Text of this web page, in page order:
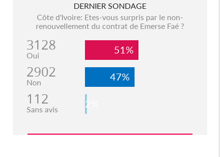
DERNIER SONDAGE
Côte d'Ivoire: Etes-vous surpris par le non-
renouvellement du contrat de Emerse Faé ?
3128
Oui 51%
2902
Non 47%
112
Sans avis 2%